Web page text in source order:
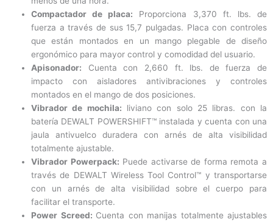
Compactador de placa: Proporciona 3,370 ft. lbs. de
fuerza a través de sus 15,7 pulgadas. Placa con controles
que están montados en un mango plegable de diseño
ergonómico para mayor control y comodidad del usuario.
Apisonador: Cuenta con 2,660 ft. lbs. de fuerza de
impacto con aisladores antivibraciones y controles
montados en el mango de dos posiciones.
Vibrador de mochila: liviano con solo 25 libras. con la
batería DEWALT POWERSHIFT™ instalada y cuenta con una
jaula antivuelco duradera con arnés de alta visibilidad
totalmente ajustable.
Vibrador Powerpack: Puede activarse de forma remota a
través de DEWALT Wireless Tool Control™ y transportarse
con un arnés de alta visibilidad sobre el cuerpo para
facilitar el transporte.
Power Screed: Cuenta con manijas totalmente ajustables